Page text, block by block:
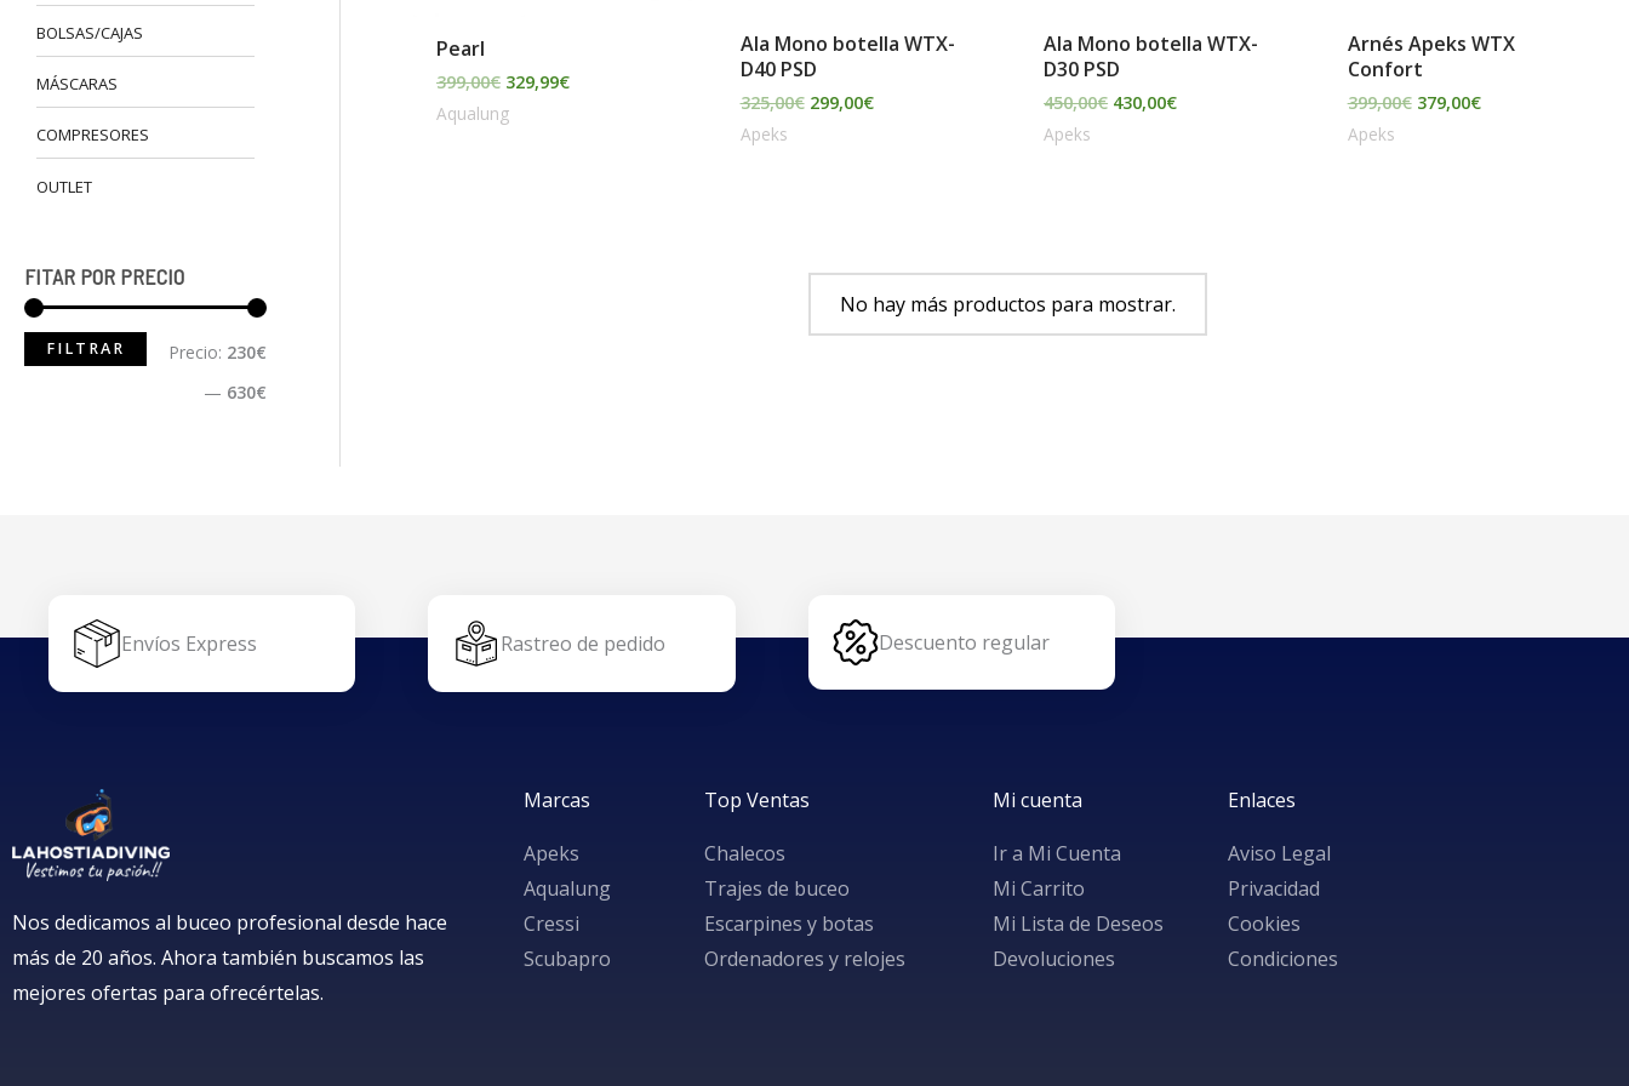
BOLSAS/CAJAS
MÁSCARAS
COMPRESORES
OUTLET
FITAR POR PRECIO
FILTRAR Precio: 230€
— 630€
Pearl
399,00€ 329,99€
Aqualung
Ala Mono botella WTX-
D40 PSD
325,00€ 299,00€
Apeks
Ala Mono botella WTX-
D30 PSD
450,00€ 430,00€
Apeks
Arnés Apeks WTX
Confort
399,00€ 379,00€
Apeks
No hay más productos para mostrar.
Envíos Express Rastreo de pedido Descuento regular
Nos dedicamos al buceo profesional desde hace
más de 20 años. Ahora también buscamos las
mejores ofertas para ofrecértelas.
Marcas
Apeks
Aqualung
Cressi
Scubapro
Top Ventas
Chalecos
Trajes de buceo
Escarpines y botas
Ordenadores y relojes
Mi cuenta
Ir a Mi Cuenta
Mi Carrito
Mi Lista de Deseos
Devoluciones
Enlaces
Aviso Legal
Privacidad
Cookies
Condiciones